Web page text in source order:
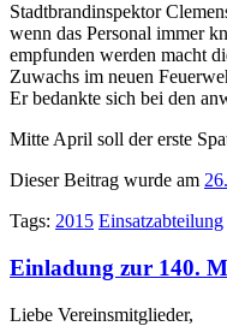
Stadtbrandinspektor
wenn das Personal immer
empfunden werden macht
Zuwachs im neuen
Er bedankte sich bei den
Mitte April soll der erste
Dieser Beitrag wurde am
Tags: 2015 Einsatzabteilung
Einladung zur 140.
Liebe Vereinsmitglieder,